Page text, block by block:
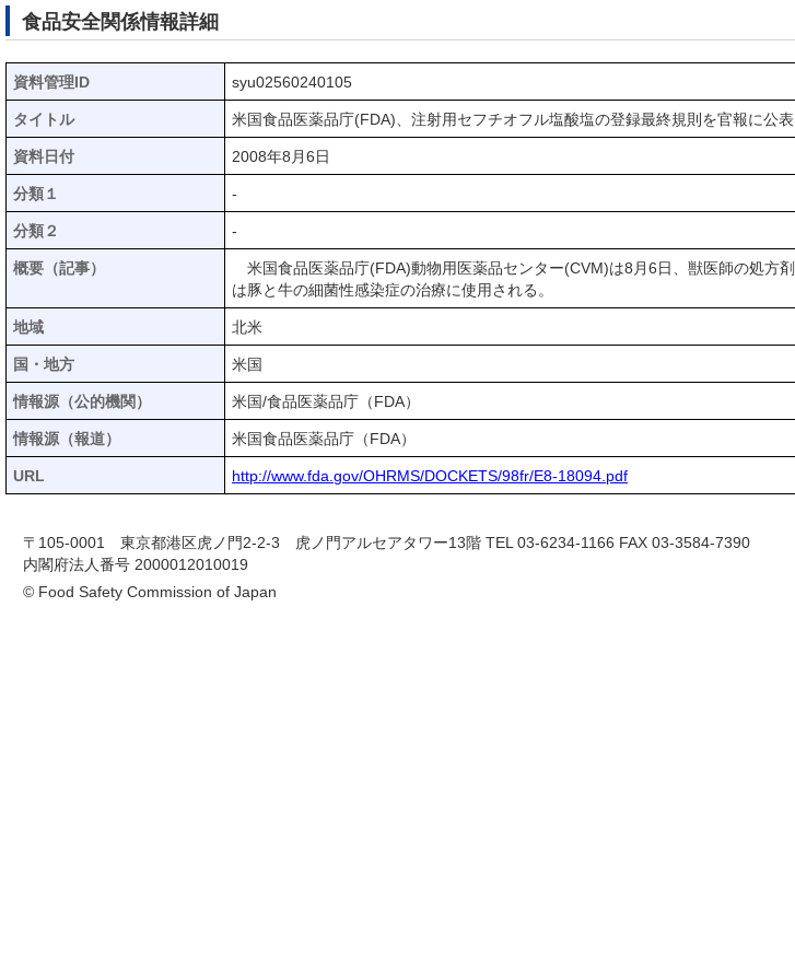
食品安全関係情報詳細
資料管理ID syu02560240105
タイトル 米国食品医薬品庁(FDA)、注射用セフチオフル塩酸塩の登録最終規則を官報に公表
資料日付 2008年8月6日
分類１ -
分類２ -
概要（記事）
米国食品医薬品庁(FDA)動物用医薬品センター(CVM)は8月6日、獣医師の処方
は豚と牛の細菌性感染症の治療に使用される。
地域 北米
国・地方 米国
情報源（公的機関） 米国/食品医薬品庁（FDA）
情報源（報道） 米国食品医薬品庁（FDA）
URL http://www.fda.gov/OHRMS/DOCKETS/98fr/E8-18094.pdf
〒105-0001 東京都港区虎ノ門2-2-3 虎ノ門アルセアタワー13階 TEL 03-6234-1166 FAX 03-3584-7390
内閣府法人番号 2000012010019
© Food Safety Commission of Japan